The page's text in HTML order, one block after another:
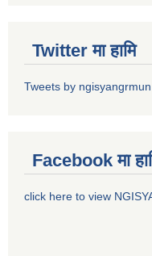
Twitter मा हामि
Tweets by ngisyangrmun
Facebook मा
click here to view